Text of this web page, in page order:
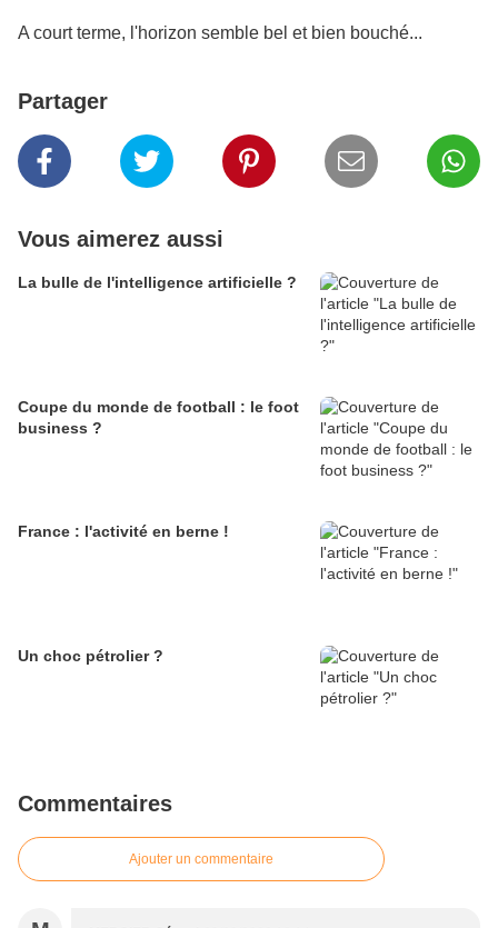
A court terme, l'horizon semble bel et bien bouché...
Partager
Vous aimerez aussi
La bulle de l'intelligence artificielle ?
Coupe du monde de football : le foot
business ?
France : l'activité en berne !
Un choc pétrolier ?
Commentaires
Ajouter un commentaire